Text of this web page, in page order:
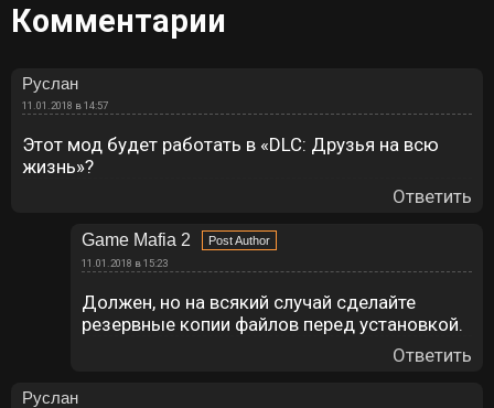
Комментарии
Руслан
11.01.2018 в 14:57
Этот мод будет работать в «DLC: Друзья на всю
жизнь»?
Ответить
Game Mafia 2
11.01.2018 в 15:23
Должен, но на всякий случай сделайте
резервные копии файлов перед установкой.
Ответить
Руслан